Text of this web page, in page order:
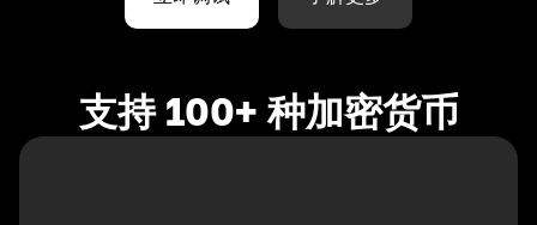
支持 100+ 种加密货币